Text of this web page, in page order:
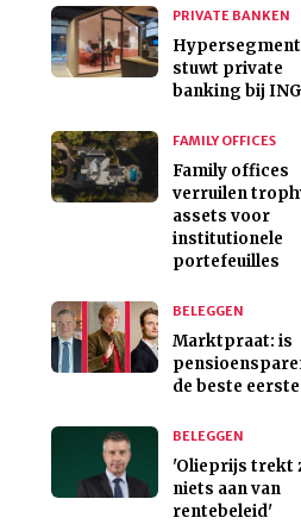
PRIVATE BANKEN
stuwt private
banking bij ING
FAMILY OFFICES
Family offices
verruilen
assets voor
institutionele
portefeuilles
BELEGGEN
Marktpraat: is
de beste
BELEGGEN
'Olieprijs trekt
niets aan van
rentebeleid'